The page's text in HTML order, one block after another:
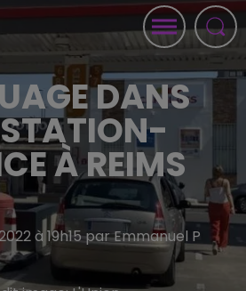
DANS
À REIMS
à 19h15 par Emmanuel P